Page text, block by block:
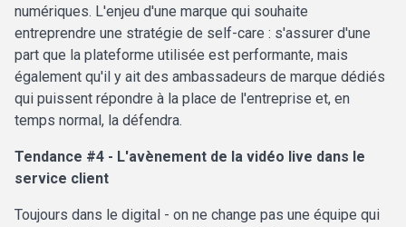
numériques. L'enjeu d'une marque qui souhaite
entreprendre une stratégie de self-care : s'assurer d'une
part que la plateforme utilisée est performante, mais
également qu'il y ait des ambassadeurs de marque dédiés
qui puissent répondre à la place de l'entreprise et, en
temps normal, la défendra.
Tendance #4 - L'avènement de la vidéo live dans le
service client
Toujours dans le digital - on ne change pas une équipe qui